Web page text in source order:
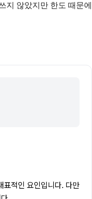
지 않았지만 한도 때문에
표적인 요인입니다. 다만